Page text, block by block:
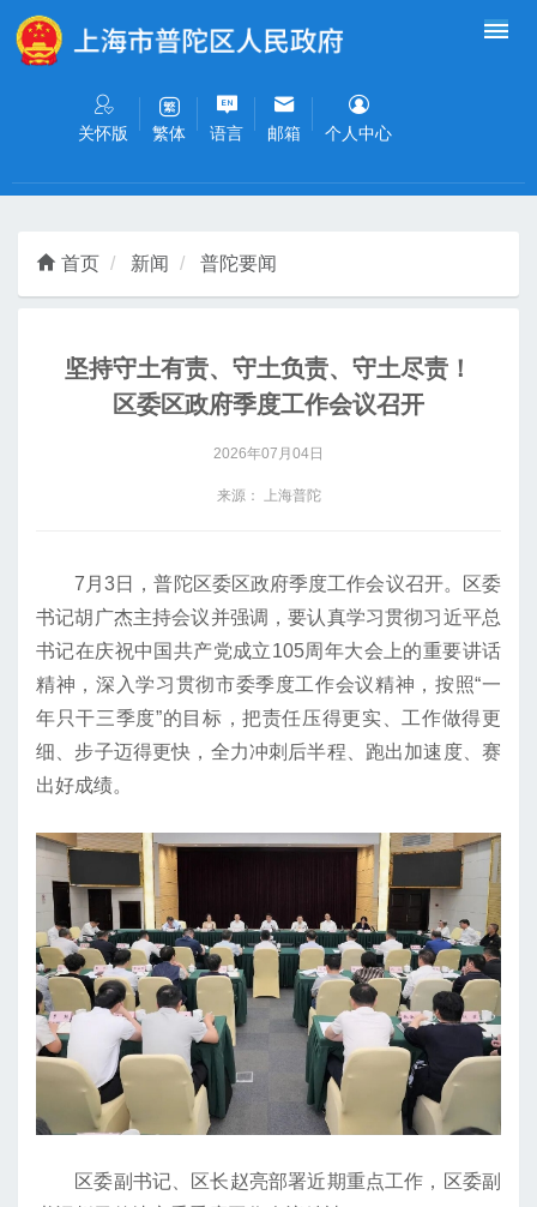
无障碍操作说明
关怀版 繁体 语言 邮箱 个人中心
首页 新闻 普陀要闻
坚持守土有责、守土负责、守土尽责！
区委区政府季度工作会议召开
2026年07月04日
来源： 上海普陀
7月3日，普陀区委区政府季度工作会议召开。区委
书记胡广杰主持会议并强调，要认真学习贯彻习近平总
书记在庆祝中国共产党成立105周年大会上的重要讲话
精神，深入学习贯彻市委季度工作会议精神，按照“一
年只干三季度”的目标，把责任压得更实、工作做得更
细、步子迈得更快，全力冲刺后半程、跑出加速度、赛
出好成绩。
区委副书记、区长赵亮部署近期重点工作，区委副